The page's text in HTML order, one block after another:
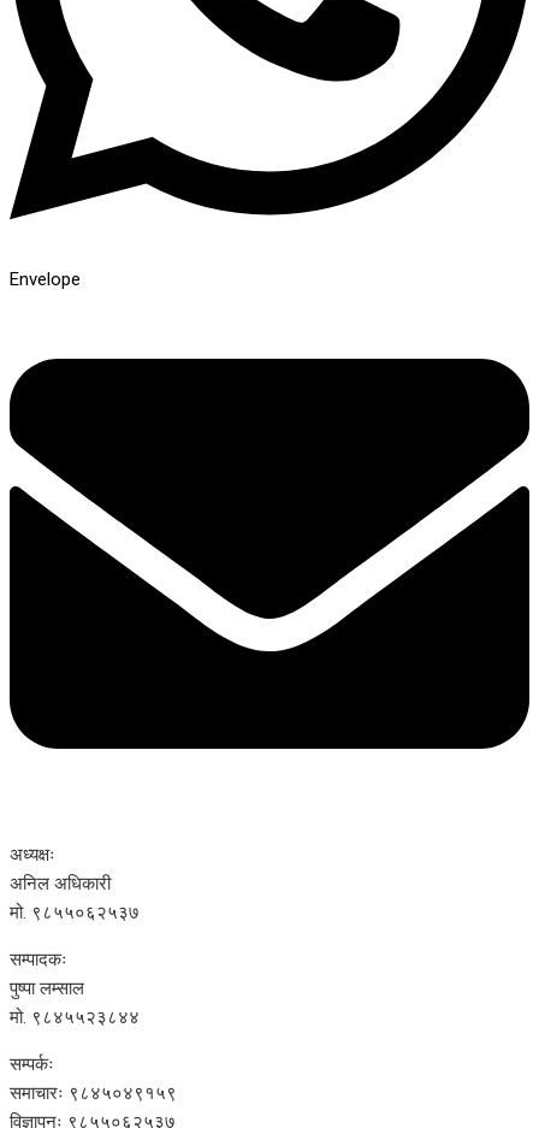
Envelope
अध्यक्षः
अनिल अधिकारी
मो. ९८५५०६२५३७
सम्पादकः
पुष्पा लम्साल
मो. ९८४५५२३८४४
सम्पर्कः
समाचारः ९८४५०४९१५९
विज्ञापनः ९८५५०६२५३७